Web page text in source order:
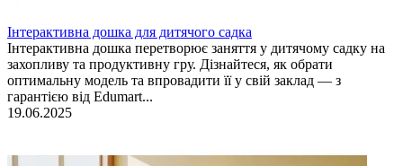
Інтерактивна дошка для дитячого садка
Інтерактивна дошка перетворює заняття у дитячому садку на
захопливу та продуктивну гру. Дізнайтеся, як обрати
оптимальну модель та впровадити її у свій заклад — з
гарантією від Edumart...
19.06.2025